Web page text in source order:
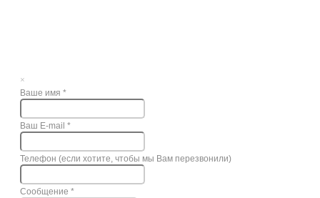
×
Ваше имя *
Ваш E-mail *
Телефон (если хотите, чтобы мы Вам перезвонили)
Сообщение *